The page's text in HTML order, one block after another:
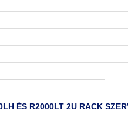
ÉS R2000LT 2U RACK